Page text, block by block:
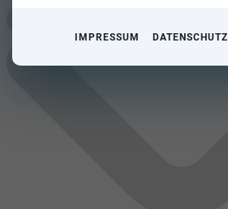
IMPRESSUM DATENSCHUTZ